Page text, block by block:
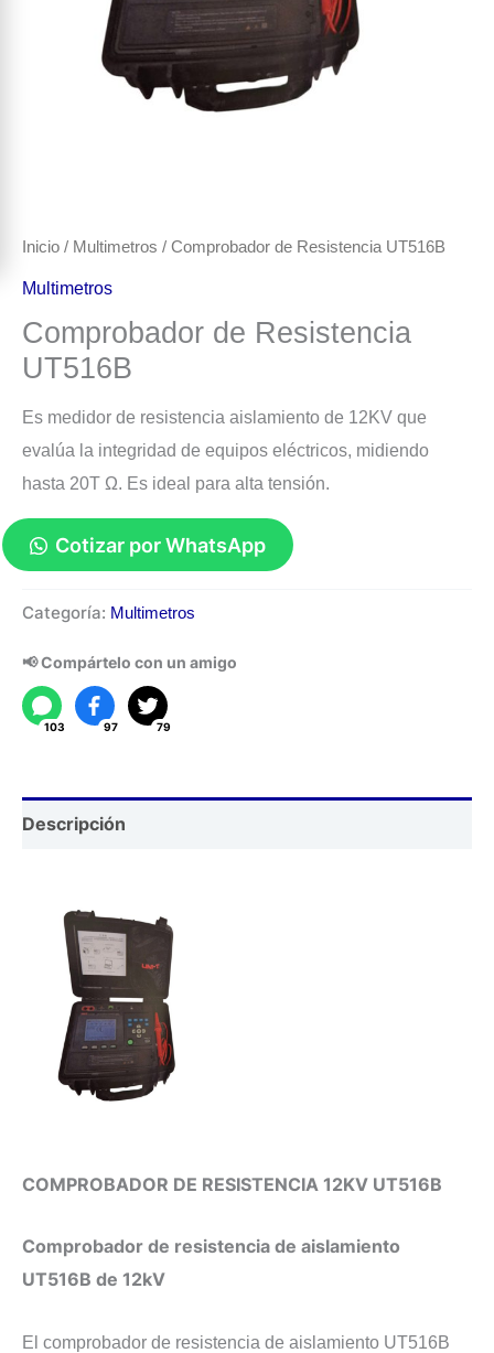
Inicio / Multimetros / Comprobador de Resistencia UT516B
Multimetros
Comprobador de Resistencia
UT516B
Es medidor de resistencia aislamiento de 12KV que
evalúa la integridad de equipos eléctricos, midiendo
hasta 20T Ω. Es ideal para alta tensión.
Cotizar por WhatsApp
de
Resistencia
UT516B
cantidad
Categoría: Multimetros
📢 Compártelo con un amigo
103 97 79
Descripción
COMPROBADOR DE RESISTENCIA 12KV UT516B
​Comprobador de resistencia de aislamiento
UT516B de 12kV
​El comprobador de resistencia de aislamiento UT516B